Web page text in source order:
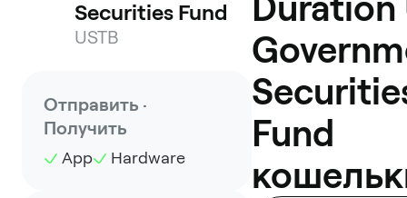
Securities Fund
USTB
Отправить ·
Получить
App Hardware
Fund